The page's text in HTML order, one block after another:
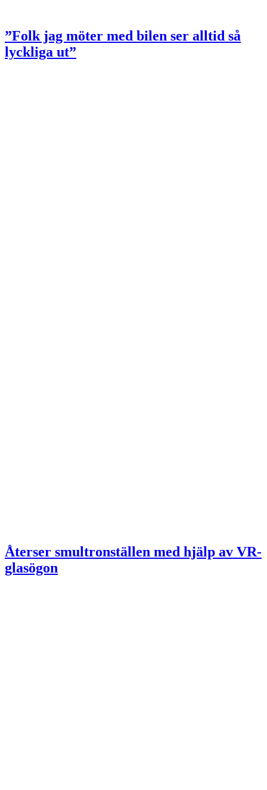
”Folk jag möter med bilen ser alltid så
lyckliga ut”
Återser smultronställen med hjälp av VR-
glasögon